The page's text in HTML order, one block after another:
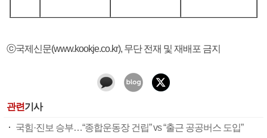
ⓒ국제신문(www.kookje.co.kr), 무단 전재 및 재배포 금지
관련기사
국힘·진보 승부…“종합운동장 건립” vs “출근 공공버스 도입”